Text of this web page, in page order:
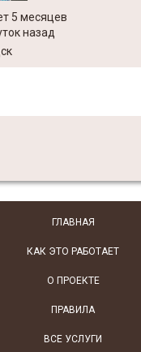
5 месяцев
назад
ГЛАВНАЯ
КАК ЭТО РАБОТАЕТ
О ПРОЕКТЕ
ПРАВИЛА
ВСЕ УСЛУГИ